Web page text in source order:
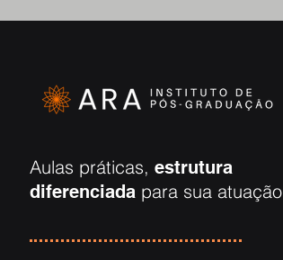
Aulas práticas, estrutura
diferenciada para sua atuação